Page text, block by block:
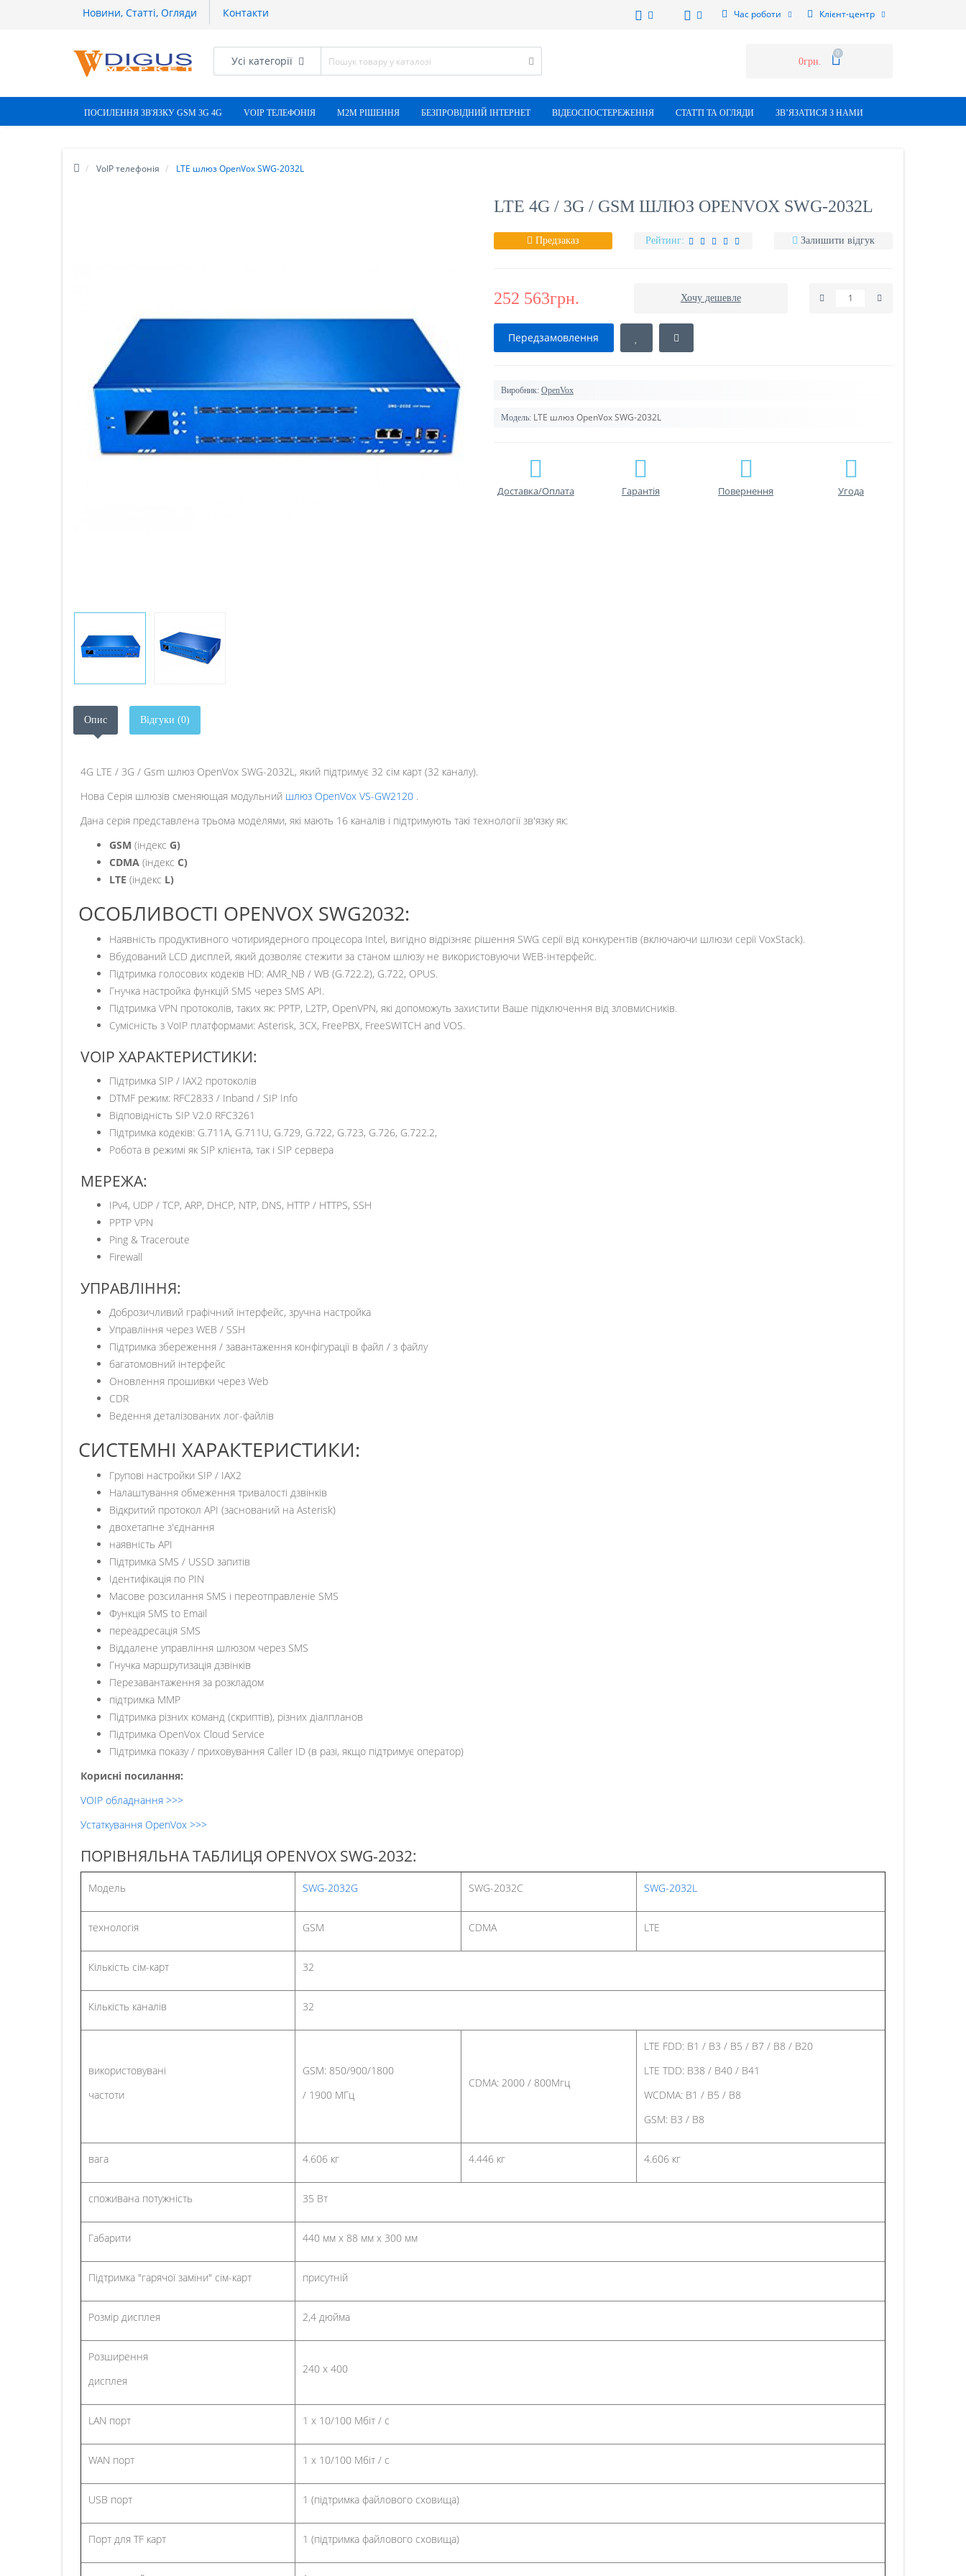
Новини, Статті, Огляди Контакти Час роботи Клієнт-центр
Усі категорії 0грн.
0
ПОСИЛЕННЯ ЗВ'ЯЗКУ GSM 3G 4G VOIP ТЕЛЕФОНІЯ М2М РІШЕННЯ БЕЗПРОВІДНИЙ ІНТЕРНЕТ ВІДЕОСПОСТЕРЕЖЕННЯ СТАТТI ТА ОГЛЯДИ ЗВ’ЯЗАТИСЯ З НАМИ
VoIP телефонія LTE шлюз OpenVox SWG-2032L
LTE 4G / 3G / GSM ШЛЮЗ OPENVOX SWG-2032L
Предзаказ Рейтинг: Залишити відгук
252 563грн. Хочу дешевле
Передзамовлення
Виробник: OpenVox
Модель: LTE шлюз OpenVox SWG-2032L
Доставка/Оплата Гарантiя Повернення Угода
Опис Відгуки (0)
4G LTE / 3G / Gsm шлюз OpenVox SWG-2032L, який підтримує 32 сім карт (32 каналу).
Нова Серія шлюзів сменяющая модульний шлюз OpenVox VS-GW2120 .
Дана серія представлена трьома моделями, які мають 16 каналів і підтримують такі технології зв'язку як:
GSM (індекс G)
CDMA (індекс C)
LTE (індекс L)
ОСОБЛИВОСТІ OPENVOX SWG2032:
Наявність продуктивного чотириядерного процесора Intel, вигідно відрізняє рішення SWG серії від конкурентів (включаючи шлюзи серії VoxStack).
Вбудований LCD дисплей, який дозволяє стежити за станом шлюзу не використовуючи WEB-інтерфейс.
Підтримка голосових кодеків HD: AMR_NB / WB (G.722.2), G.722, OPUS.
Гнучка настройка функцій SMS через SMS API.
Підтримка VPN протоколів, таких як: PPTP, L2TP, OpenVPN, які допоможуть захистити Ваше підключення від зловмисників.
Сумісність з VoIP платформами: Asterisk, 3CX, FreePBX, FreeSWITCH and VOS.
VOIP ХАРАКТЕРИСТИКИ:
Підтримка SIP / IAX2 протоколів
DTMF режим: RFC2833 / Inband / SIP Info
Відповідність SIP V2.0 RFC3261
Підтримка кодеків: G.711A, G.711U, G.729, G.722, G.723, G.726, G.722.2,
Робота в режимі як SIP клієнта, так і SIP сервера
МЕРЕЖА:
IPv4, UDP / TCP, ARP, DHCP, NTP, DNS, HTTP / HTTPS, SSH
PPTP VPN
Ping & Traceroute
Firewall
УПРАВЛІННЯ:
Доброзичливий графічний інтерфейс, зручна настройка
Управління через WEB / SSH
Підтримка збереження / завантаження конфігурації в файл / з файлу
багатомовний інтерфейс
Оновлення прошивки через Web
CDR
Ведення деталізованих лог-файлів
СИСТЕМНІ ХАРАКТЕРИСТИКИ:
Групові настройки SIP / IAX2
Налаштування обмеження тривалості дзвінків
Відкритий протокол API (заснований на Asterisk)
двохетапне з'єднання
наявність API
Підтримка SMS / USSD запитів
Ідентифікація по PIN
Масове розсилання SMS і переотправленіе SMS
Функція SMS to Email
переадресація SMS
Віддалене управління шлюзом через SMS
Гнучка маршрутизація дзвінків
Перезавантаження за розкладом
підтримка MMP
Підтримка різних команд (скриптів), різних діалпланов
Підтримка OpenVox Cloud Service
Підтримка показу / приховування Caller ID (в разі, якщо підтримує оператор)
Корисні посилання:
VOIP обладнання >>>
Устаткування OpenVox >>>
ПОРІВНЯЛЬНА ТАБЛИЦЯ OPENVOX SWG-2032:
Модель SWG-2032G SWG-2032C SWG-2032L
технологія GSM CDMA LTE
Кількість сім-карт 32
Кількість каналів 32
використовувані
частоти
GSM: 850/900/1800
/ 1900 МГц
CDMA: 2000 / 800Мгц
LTE FDD: B1 / B3 / B5 / B7 / B8 / B20
LTE TDD: B38 / B40 / B41
WCDMA: B1 / B5 / B8
GSM: B3 / B8
вага 4.606 кг 4.446 кг 4.606 кг
споживана потужність 35 Вт
Габарити 440 мм x 88 мм x 300 мм
Підтримка "гарячої заміни" сім-карт присутній
Розмір дисплея 2,4 дюйма
Розширення
дисплея
240 х 400
LAN порт 1 x 10/100 Мбіт / с
WAN порт 1 x 10/100 Мбіт / с
USB порт 1 (підтримка файлового сховища)
Порт для TF карт 1 (підтримка файлового сховища)